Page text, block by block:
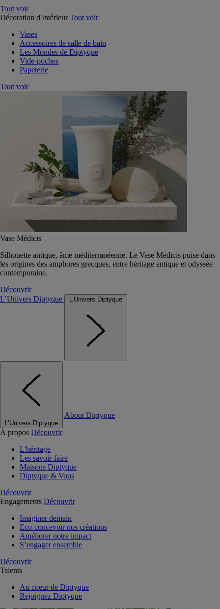
Tout voir
Décoration d'Intérieur Tout voir
Vases
Accessoires de salle de bain
Les Mondes de Diptyque
Vide-poches
Papeterie
Tout voir
Vase Médicis
Silhouette antique, âme méditerranéenne. Le Vase Médicis puise dans
les origines des amphores grecques, entre héritage antique et odyssée
contemporaine.
Découvrir
L’Univers Diptyque
L’Univers Diptyque
L’Univers Diptyque
About Diptyque
À propos Découvrir
L'héritage
Les savoir-faire
Maisons Diptyque
Diptyque & Vous
Découvrir
Engagements Découvrir
Imaginer demain
Eco-concevoir nos créations
Améliorer notre impact
S’engager ensemble
Découvrir
Talents
Au coeur de Diptyque
Rejoignez Diptyque